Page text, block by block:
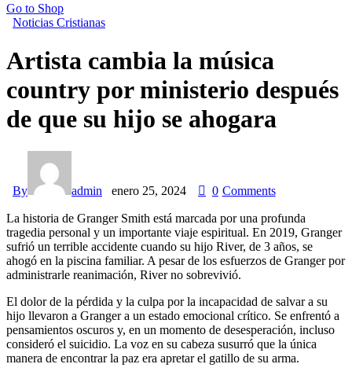
Go to Shop
Noticias Cristianas
Artista cambia la música
country por ministerio después
de que su hijo se ahogara
By admin enero 25, 2024 0 Comments
La historia de Granger Smith está marcada por una profunda
tragedia personal y un importante viaje espiritual. En 2019, Granger
sufrió un terrible accidente cuando su hijo River, de 3 años, se
ahogó en la piscina familiar. A pesar de los esfuerzos de Granger por
administrarle reanimación, River no sobrevivió.
El dolor de la pérdida y la culpa por la incapacidad de salvar a su
hijo llevaron a Granger a un estado emocional crítico. Se enfrentó a
pensamientos oscuros y, en un momento de desesperación, incluso
consideró el suicidio. La voz en su cabeza susurró que la única
manera de encontrar la paz era apretar el gatillo de su arma.